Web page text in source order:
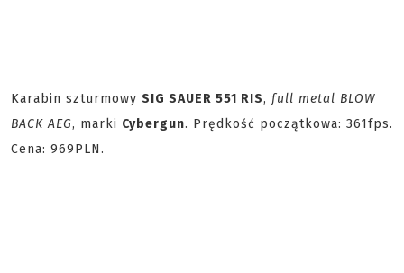
Karabin szturmowy SIG SAUER 551 RIS, full metal BLOW
BACK AEG, marki Cybergun. Prędkość początkowa: 361fps.
Cena: 969PLN.